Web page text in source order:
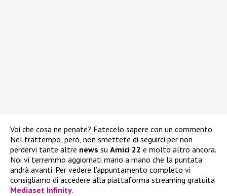
Voi che cosa ne penate? Fatecelo sapere con un commento.
Nel frattempo, però, non smettete di seguirci per non
perdervi tante altre news su Amici 22 e molto altro ancora.
Noi vi terremmo aggiornati mano a mano che la puntata
andrà avanti. Per vedere l’appuntamento completo vi
consigliamo di accedere alla piattaforma streaming gratuita
Mediaset Infinity.